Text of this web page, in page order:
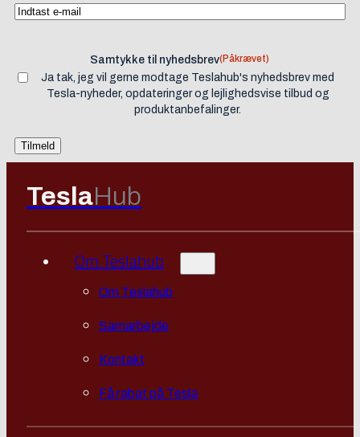
Samtykke til nyhedsbrev(Påkrævet)
Ja tak, jeg vil gerne modtage Teslahub's nyhedsbrev med
Tesla-nyheder, opdateringer og lejlighedsvise tilbud og
produktanbefalinger.
TeslaHub
Om Teslahub
Om Teslahub
Samarbejde
Kontakt
Få rabat på Tesla